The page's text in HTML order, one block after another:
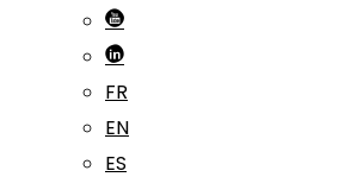
FR
EN
ES